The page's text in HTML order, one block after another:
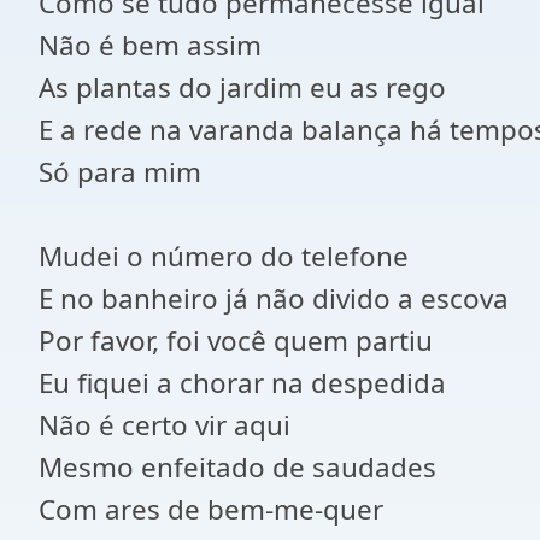
Não é bem assim
As plantas do jardim eu as rego
E a rede na varanda balança há
Só para mim
Mudei o número do telefone
E no banheiro já não divido a escova
Por favor, foi você quem partiu
Eu fiquei a chorar na despedida
Não é certo vir aqui
Mesmo enfeitado de saudades
Com ares de bem-me-quer